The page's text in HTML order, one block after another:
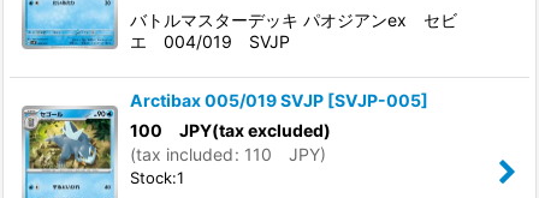
バトルマスターデッキ パオジアンex セビ
エ 004/019 SVJP
Arctibax 005/019 SVJP [SVJP-005]
100 JPY(tax excluded)
(tax included: 110 JPY)
Stock:1